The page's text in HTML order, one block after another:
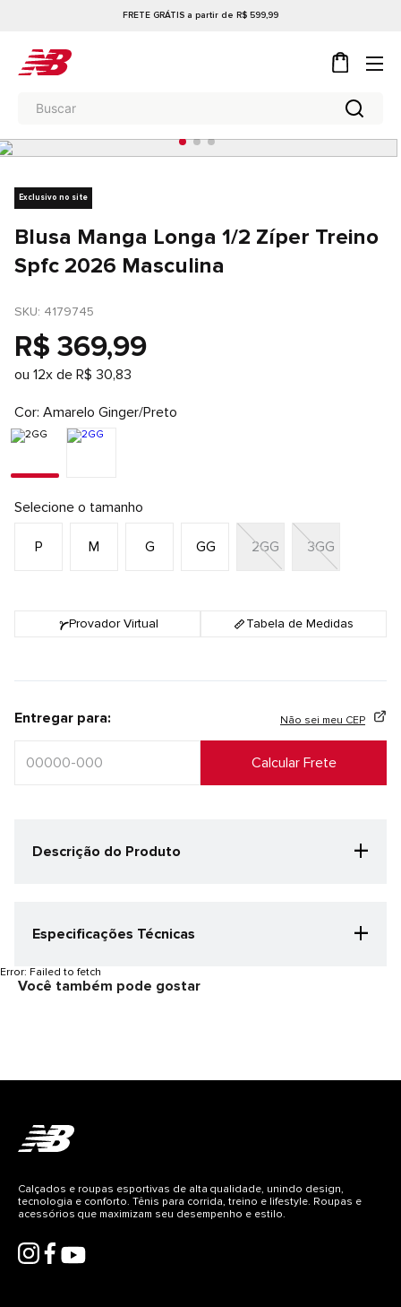
FRETE GRÁTIS a partir de R$ 599,99
Exclusivo no site
Blusa Manga Longa 1/2 Zíper Treino
Spfc 2026 Masculina
SKU: 4179745
R$ 369,99
ou 12x de R$ 30,83
Cor Amarelo Ginger/Preto
Selecione o tamanho
2GG 3GG
G GG
M
P
Provador Virtual Tabela de Medidas
Entregar para: Não sei meu CEP
Descrição do Produto +
Especificações Técnicas +
Clubes
São Paulo Fc
Gênero
Detalhes do produto
CORPO: 93% POLIESTER 7% ELASTANO
Error: Failed to fetch
Você também pode gostar
Calçados e roupas esportivas de alta qualidade, unindo design,
tecnologia e conforto. Tênis para corrida, treino e lifestyle. Roupas e
acessórios que maximizam seu desempenho e estilo.